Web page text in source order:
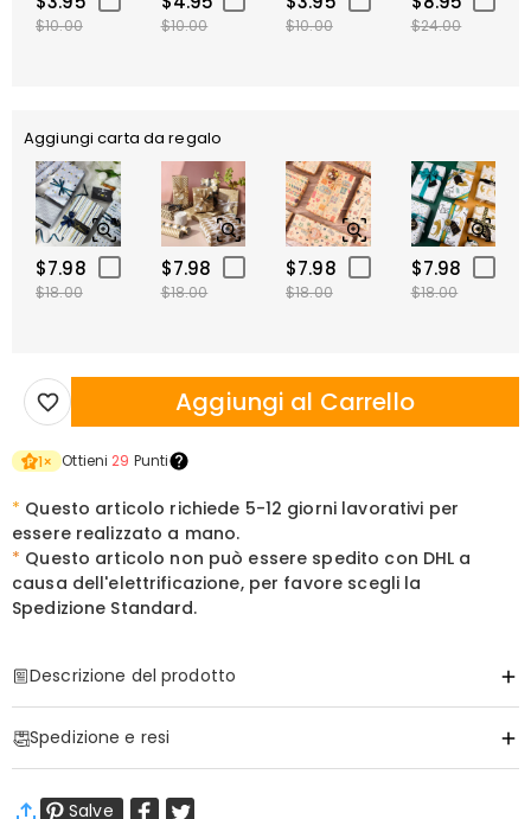
$10.00 $10.00 $10.00 $24.00
Aggiungi carta da regalo
$7.98
$18.00
$7.98
$18.00
$7.98
$18.00
$7.98
$18.00
Aggiungi al Carrello
1× Ottieni 29 Punti
* Questo articolo richiede 5-12 giorni lavorativi per
essere realizzato a mano.
* Questo articolo non può essere spedito con DHL a
causa dell'elettrificazione, per favore scegli la
Spedizione Standard.
Descrizione del prodotto
Una Luce Delicata per i Ricordi che Non Svaniscono Mai
Quando le parole non bastano a colmare il silenzio di una perdita,
Spedizione e resi
Spedizione Standard
9-18
Salve